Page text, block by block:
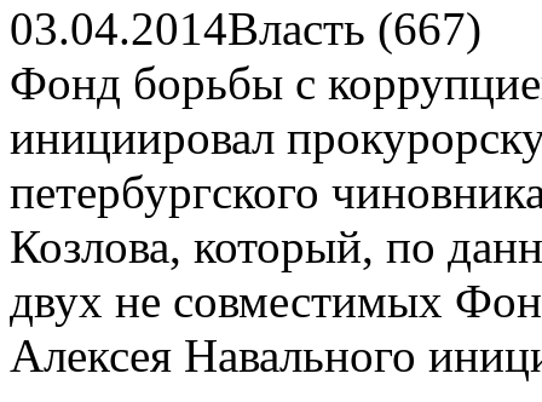
03.04.2014Власть (667)
Фонд борьбы с
инициировал
петербургского
Козлова, который, по
двух не совместимых
Алексея Навального